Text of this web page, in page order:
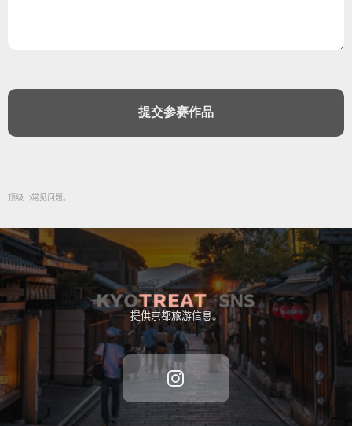
顶级 常见问题。
提供京都旅游信息。